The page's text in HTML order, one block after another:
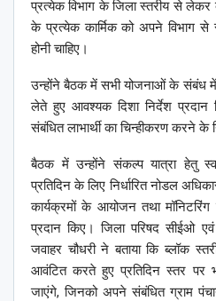
प्रत्येक विभाग के जिला स्तरीय से लेकर
के प्रत्येक कार्मिक को अपने विभाग से
होनी चाहिए।
उन्होंने बैठक में सभी योजनाओं के संबंध में
लेते हुए आवश्यक दिशा निर्देश
संबंधित लाभार्थी का चिन्हीकरण करने के
बैठक में उन्होंने संकल्प यात्रा हेतु
प्रतिदिन के लिए निर्धारित नोडल
कार्यक्रमों के आयोजन तथा मॉनिटरिंग
प्रदान किए। जिला परिषद सीईओ
जवाहर चौधरी ने बताया कि ब्लॉक
आवंटित करते हुए प्रतिदिन स्तर पर
जाएंगे, जिनको अपने संबंधित ग्राम